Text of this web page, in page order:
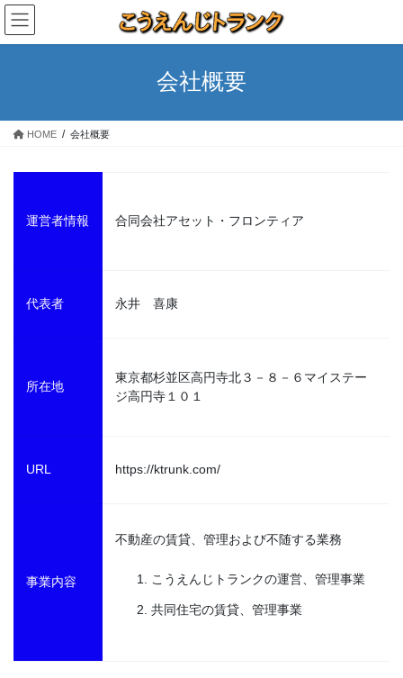
コ
ン
テ
ス
ナ
ビ
ゲ
ン
会社概要
HOME 会社概要
運営者情報 合同会社アセット・フロンティア
代表者 永井 喜康
所在地
東京都杉並区高円寺北３－８－６マイステー
ジ高円寺１０１
URL https://ktrunk.com/
事業内容
不動産の賃貸、管理および不随する業務
こうえんじトランクの運営、管理事業
共同住宅の賃貸、管理事業